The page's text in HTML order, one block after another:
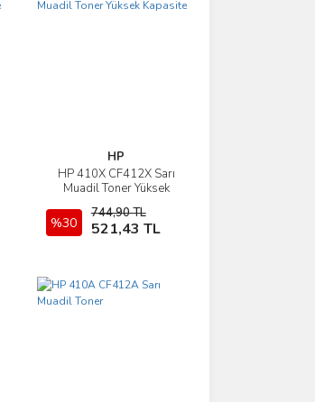
HP
HP 410X CF412X Sarı
Muadil Toner Yüksek
%30
744,90 TL
521,43 TL
İncele
Sepete Ekle